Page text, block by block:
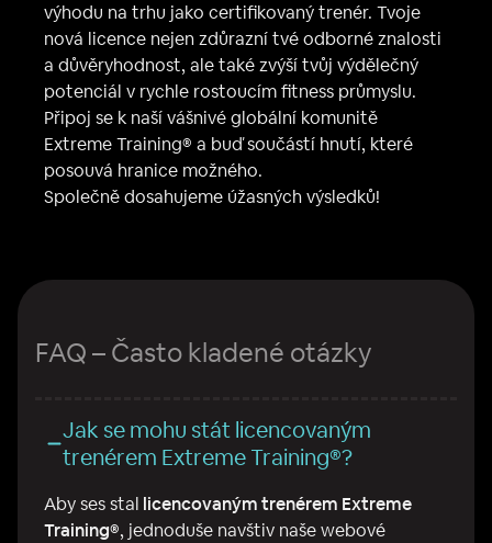
výhodu na trhu jako certifikovaný trenér. Tvoje
nová licence nejen zdůrazní tvé odborné znalosti
a důvěryhodnost, ale také zvýší tvůj výdělečný
potenciál v rychle rostoucím fitness průmyslu.
Připoj se k naší vášnivé globální komunitě
Extreme Training® a buď součástí hnutí, které
posouvá hranice možného.
Společně dosahujeme úžasných výsledků!
FAQ – Často kladené otázky
Jak se mohu stát licencovaným
trenérem Extreme Training®?
Aby ses stal licencovaným trenérem Extreme
Training®, jednoduše navštiv naše webové